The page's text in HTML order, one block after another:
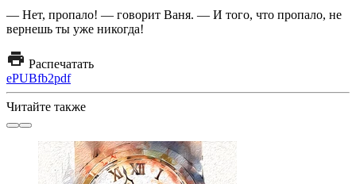
— Нет, пропало! — говорит Ваня. — И того, что пропало, не
вернешь ты уже никогда!
Распечатать
ePUBfb2pdf
Читайте также